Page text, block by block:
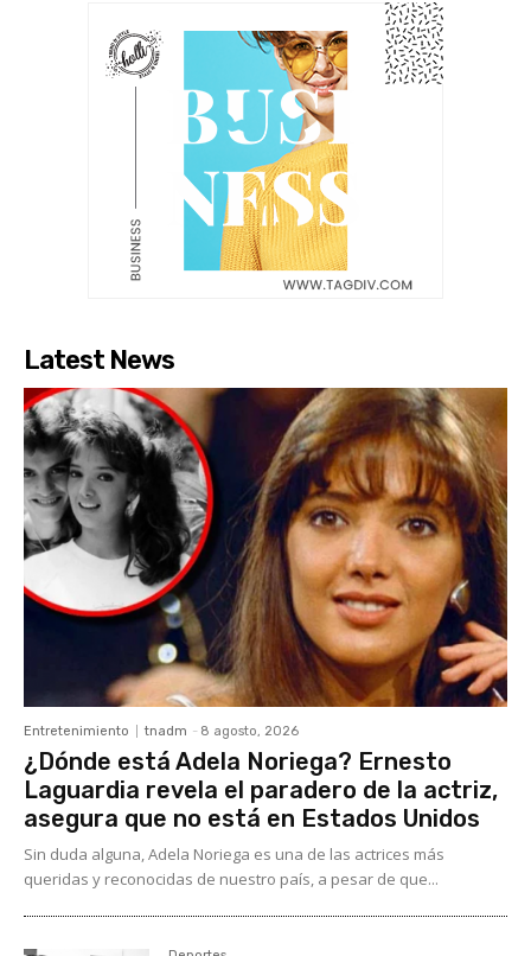
Latest News
Entretenimiento tnadm - 8 agosto, 2026
¿Dónde está Adela Noriega? Ernesto
Laguardia revela el paradero de la actriz,
asegura que no está en Estados Unidos
Sin duda alguna, Adela Noriega es una de las actrices más
queridas y reconocidas de nuestro país, a pesar de que...